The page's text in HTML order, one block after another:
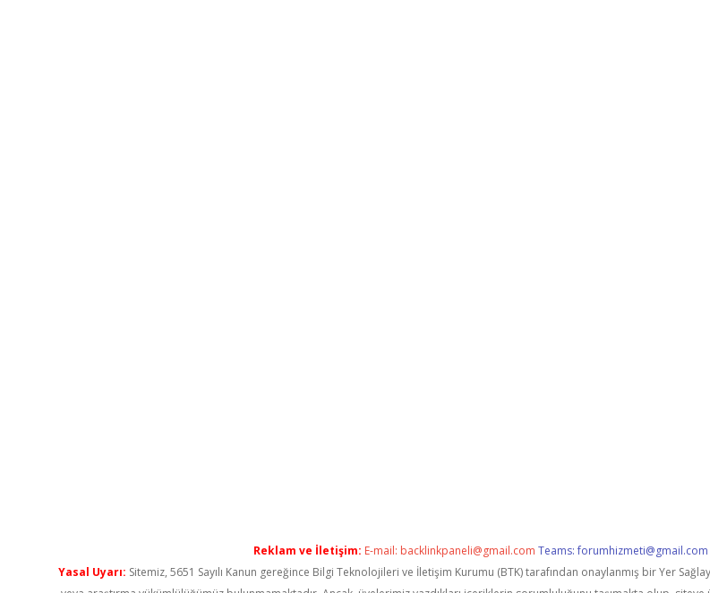
Reklam ve İletişim: E-mail: backlinkpaneli@gmail.com Teams:forumhizmeti@gmail.com
Yasal Uyarı: Sitemiz, 5651 Sayılı Kanun gereğince Bilgi Teknolojileri ve İletişim Kurumu (BTK) tarafından onaylanmış bir Yer